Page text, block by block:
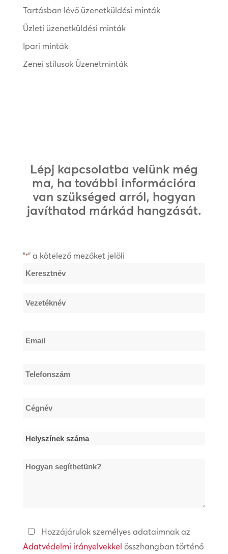
Tartásban lévő üzenetküldési minták
Üzleti üzenetküldési minták
Ipari minták
Zenei stílusok Üzenetminták
Lépj kapcsolatba velünk még
ma, ha további információra
van szükséged arról, hogyan
javíthatod márkád hangzását.
"*" a kötelező mezőket jelöli
Név
Keresztnév
Email
Telefonszám
Cégnév
Helyszínek
*Hogyan
Adatvédelmi
irányelvek
Hozzájárulok személyes adataimnak az
Adatvédelmi irányelvekkel összhangban történő